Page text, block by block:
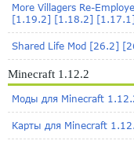
More Villagers Re-
[1.19.2] [1.18.2]
Shared Life Mod [26.2]
Minecraft 1.12.2
Моды для Minecraft
Карты для Minecraft